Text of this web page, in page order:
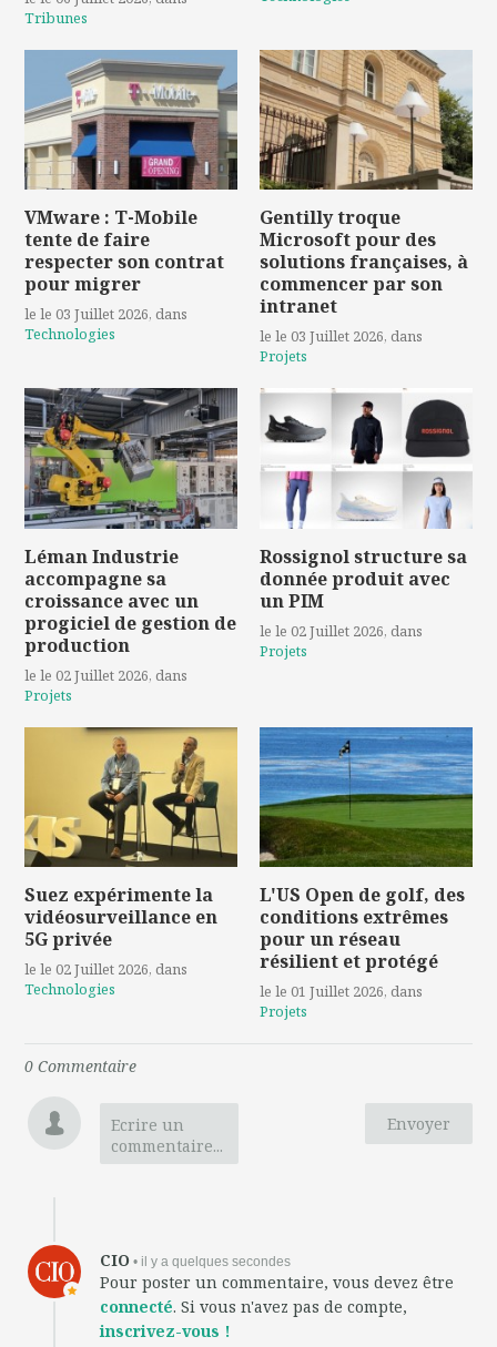
Tribunes
VMware : T-Mobile
tente de faire
respecter son contrat
pour migrer
le le 03 Juillet 2026, dans
Technologies
Gentilly troque
Microsoft pour des
solutions françaises, à
commencer par son
intranet
le le 03 Juillet 2026, dans
Projets
Léman Industrie
accompagne sa
croissance avec un
progiciel de gestion de
production
le le 02 Juillet 2026, dans
Projets
Rossignol structure sa
donnée produit avec
un PIM
le le 02 Juillet 2026, dans
Projets
Suez expérimente la
vidéosurveillance en
5G privée
le le 02 Juillet 2026, dans
Technologies
L'US Open de golf, des
conditions extrêmes
pour un réseau
résilient et protégé
le le 01 Juillet 2026, dans
Projets
0 Commentaire
Envoyer
Ecrire un
commentaire...
CIO • il y a quelques secondes
Pour poster un commentaire, vous devez être
connecté. Si vous n'avez pas de compte,
inscrivez-vous !